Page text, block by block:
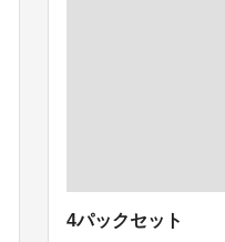
4パックセット